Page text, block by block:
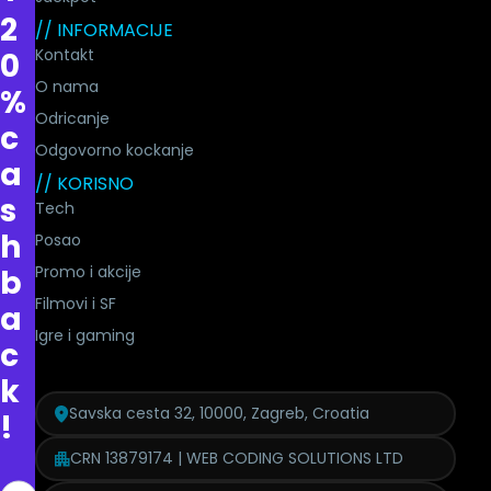
2
0
%
c
a
s
h
b
a
c
k
!
// INFORMACIJE
Kontakt
O nama
Odricanje
Odgovorno kockanje
// KORISNO
Tech
Posao
Promo i akcije
Filmovi i SF
Igre i gaming
Savska cesta 32, 10000, Zagreb, Croatia
CRN 13879174 | WEB CODING SOLUTIONS LTD